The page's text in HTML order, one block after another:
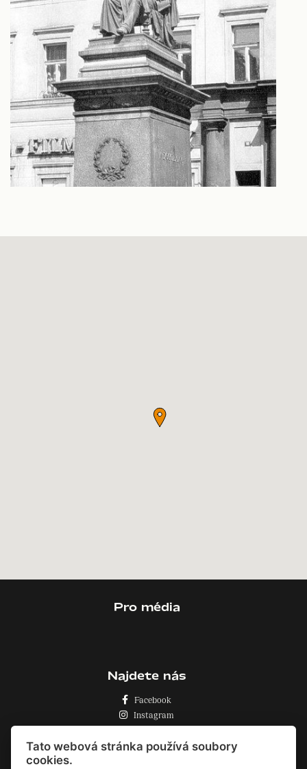
Pro média
Najdete nás
Facebook
Instagram
Zásady o používání cookies
Tato webová stránka používá soubory
cookies.